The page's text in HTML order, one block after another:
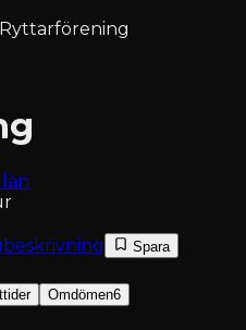
Spara
Omdömen6